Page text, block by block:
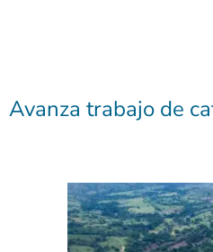
Avanza trabajo de